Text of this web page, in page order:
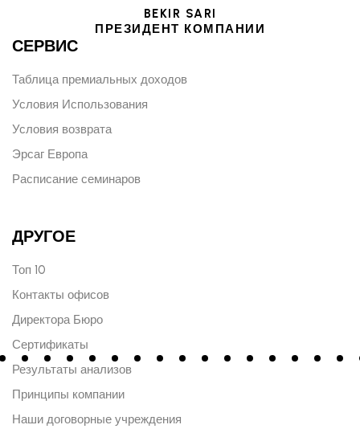
BEKIR SARI
ПРЕЗИДЕНТ КОМПАНИИ
СЕРВИС
Таблица премиальных доходов
Условия Использования
Условия возврата
Эрсаг Европа
Расписание семинаров
ДРУГОЕ
Топ 10
Контакты офисов
Директора Бюро
Сертификаты
Результаты анализов
Принципы компании
Наши договорные учреждения